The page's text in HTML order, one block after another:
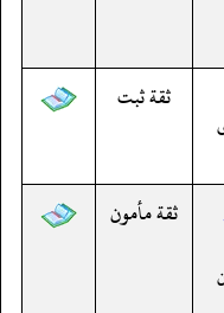
ثقة ثبت
ثقة مأمون